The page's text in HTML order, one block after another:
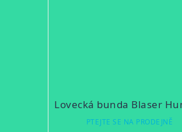
PTEJTE SE NA PRODEJNĚ